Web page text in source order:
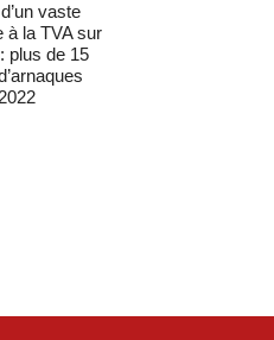
vaste
à la TVA sur
plus de 15